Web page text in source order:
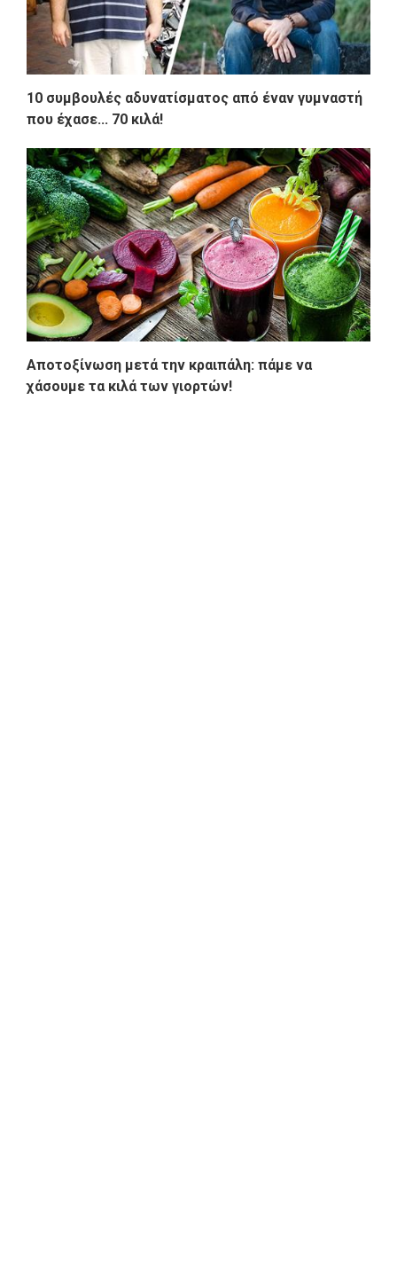
10 συμβουλές αδυνατίσματος από έναν γυμναστή
που έχασε... 70 κιλά!
Aποτοξίνωση μετά την κραιπάλη: πάμε να
χάσουμε τα κιλά των γιορτών!